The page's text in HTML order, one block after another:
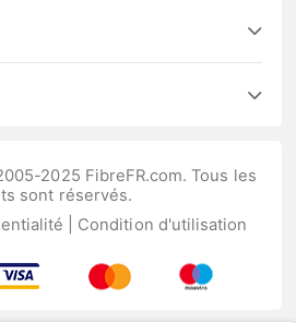
2025 FibreFR.com. Tous les
sont réservés.
Condition d'utilisation